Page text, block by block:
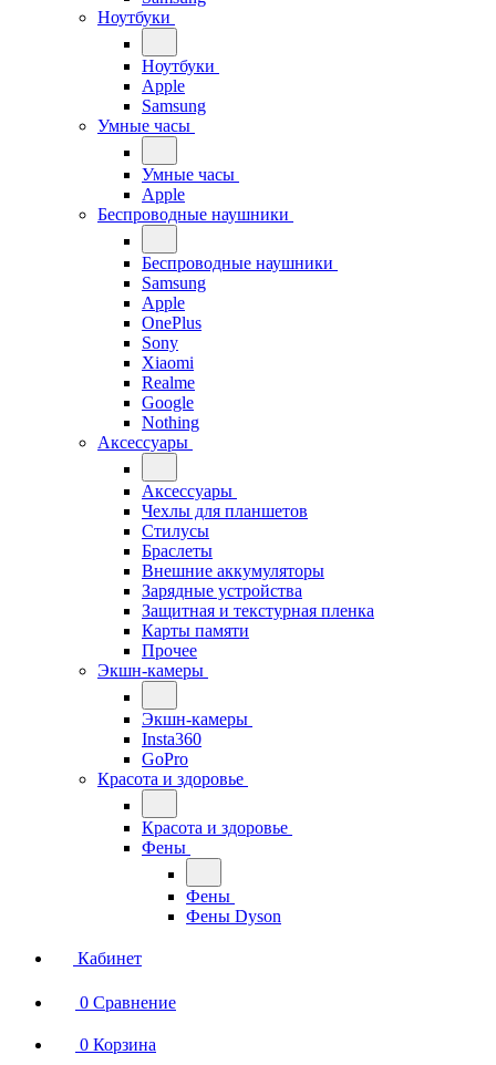
Ноутбуки
Ноутбуки
Apple
Samsung
Умные часы
Умные часы
Apple
Беспроводные наушники
Беспроводные наушники
Samsung
Apple
OnePlus
Sony
Xiaomi
Realme
Google
Nothing
Аксессуары
Аксессуары
Чехлы для планшетов
Стилусы
Браслеты
Внешние аккумуляторы
Зарядные устройства
Защитная и текстурная пленка
Карты памяти
Прочее
Экшн-камеры
Экшн-камеры
Insta360
GoPro
Красота и здоровье
Красота и здоровье
Фены
Фены
Фены Dyson
Кабинет
0 Сравнение
0 Корзина